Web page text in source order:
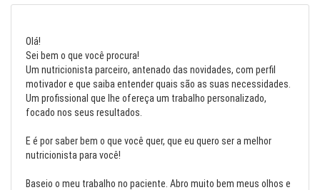
Olá!
Sei bem o que você procura!
Um nutricionista parceiro, antenado das novidades, com perfil
motivador e que saiba entender quais são as suas necessidades.
Um profissional que lhe ofereça um trabalho personalizado,
focado nos seus resultados.
E é por saber bem o que você quer, que eu quero ser a melhor
nutricionista para você!
Baseio o meu trabalho no paciente. Abro muito bem meus olhos e